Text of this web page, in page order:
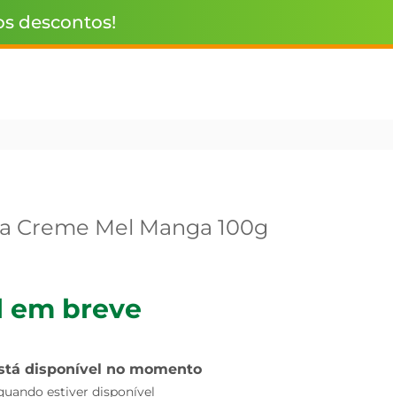
descontos!
Creme Mel Manga 100g
em breve
disponível no momento
estiver disponível